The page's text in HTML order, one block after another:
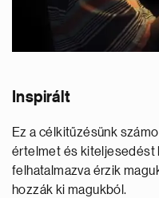
Inspirált
Ez a célkitűzésünk
értelmet és kiteljesedést
felhatalmazva érzik
hozzák ki magukból.